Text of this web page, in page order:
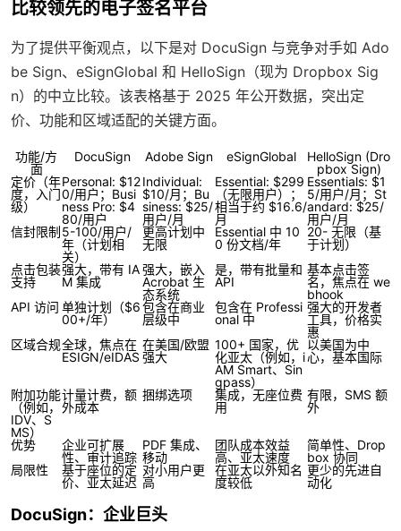
比较领先的电子签名平台
为了提供平衡观点，以下是对 DocuSign 与竞争对手如 Ado
be Sign、eSignGlobal 和 HelloSign（现为 Dropbox Sig
n）的中立比较。该表格基于 2025 年公开数据，突出定
价、功能和区域适配的关键方面。
功能/方
面
DocuSign Adobe Sign eSignGlobal
HelloSign (Dro
pbox Sign)
定价（年
度，入门
级）
Personal: $12
0/用户；Busi
ness Pro: $4
80/用户
Individual:
$10/月；Bu
siness: $25/
用户/月
Essential: $299
（无限用户）；
相当于约 $16.6/
月
Essentials: $1
5/用户/月；St
andard: $25/
用户/月
信封限制5-100/用户/
年（计划相
关）
更高计划中
无限
Essential 中 10
0 份文档/年
20- 无限（基
于计划）
点击包装
支持
强大，带有 IA
M 集成
强大，嵌入
Acrobat 生
态系统
是，带有批量和
API
基本点击签
名，焦点在 we
bhook
API 访问 单独计划（$6
00+/年）
包含在商业
层级中
包含在 Professi
onal 中
强大的开发者
工具，价格实
惠
区域合规全球，焦点在
ESIGN/eIDAS
在美国/欧盟
强大
100+ 国家，优
化亚太（例如，i
AM Smart、Sin
gpass）
以美国为中
心，基本国际
附加功能
（例如，
IDV、S
MS）
计量计费，额
外成本
捆绑选项
集成，无座位费
用
有限，SMS 额
外
优势
企业可扩展
性、审计追踪
PDF 集成、
移动
团队成本效益
高、亚太速度
简单性、Drop
box 协同
局限性
基于座位的定
价、亚太延迟
对小用户更
高
在亚太以外知名
度较低
更少的先进自
动化
DocuSign：企业巨头